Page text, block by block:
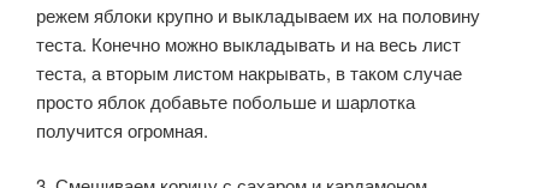
режем яблоки крупно и выкладываем их на половину
теста. Конечно можно выкладывать и на весь лист
теста, а вторым листом накрывать, в таком случае
просто яблок добавьте побольше и шарлотка
получится огромная.